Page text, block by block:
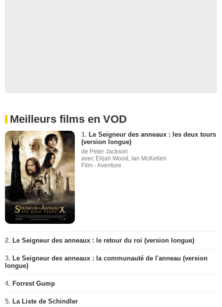
Meilleurs films en VOD
1. Le Seigneur des anneaux : les deux tours
(version longue)
de Peter Jackson
avec Elijah Wood, Ian McKellen
Film - Aventure
2. Le Seigneur des anneaux : le retour du roi (version longue)
3. Le Seigneur des anneaux : la communauté de l'anneau (version
longue)
4. Forrest Gump
5. La Liste de Schindler